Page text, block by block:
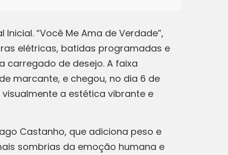
“Você Me Ama de Verdade”,
elétricas, batidas programadas e
de desejo. A faixa
marcante, e chegou, no dia 6 de
a estética vibrante e
Castanho, que adiciona peso e
sombrias da emoção humana e